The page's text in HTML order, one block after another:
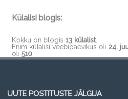
Külalisi blogis:
Kokku on blogis 13 külalist.
Enim külalisi veebipäevikus oli 24.
oli 510
UUTE POSTITUSTE JÄLGIJA